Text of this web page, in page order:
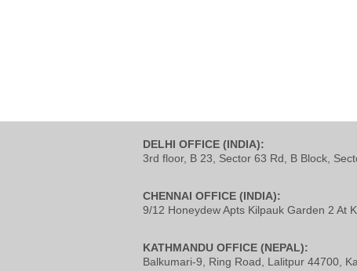
DELHI OFFICE (INDIA):
3rd floor, B 23, Sector 63 Rd, B Block,
CHENNAI OFFICE (INDIA):
9/12 Honeydew Apts Kilpauk Garden 2 At
KATHMANDU OFFICE (NEPAL):
Balkumari-9, Ring Road, Lalitpur 44700,